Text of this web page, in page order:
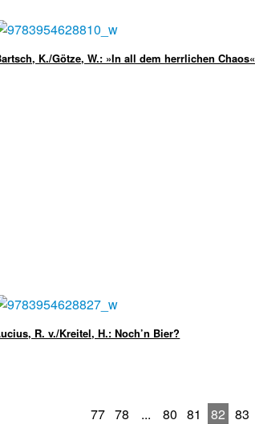
K./Götze, W.: »In all dem herrlichen Chaos«
R. v./Kreitel, H.: Noch’n Bier?
77 78 ... 80 81 82 83